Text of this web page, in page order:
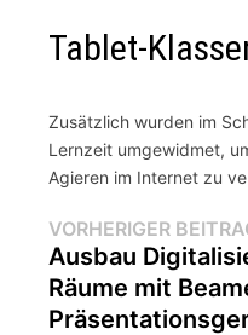
Tablet-
Zusätzlich wurden im
Lernzeit umgewidmet,
Agieren im Internet zu
VORHERIGER
Ausbau
Räume mit